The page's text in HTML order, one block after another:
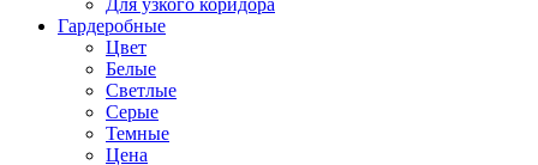
Для узкого коридора
Гардеробные
Цвет
Белые
Светлые
Серые
Темные
Цена